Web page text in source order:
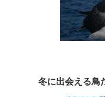
冬に出会える